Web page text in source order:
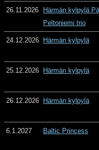
26.11.2026
Härmän kylpylä
Peltoniemi trio
24.12.2026 Härmän kylpylä
25.12.2026 Härmän kylpylä
26.12.2026 Härmän kylpylä
6.1.2027 Baltic Princess